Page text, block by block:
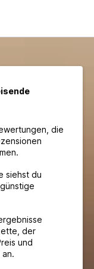
die
siehst du
der
und